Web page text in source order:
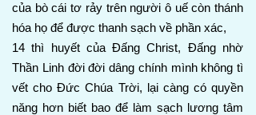
của bò cái tơ rảy trên người ô uế còn thánh
hóa họ để được thanh sạch về phần xác,
14 thì huyết của Đấng Christ, Đấng nhờ
Thần Linh đời đời dâng chính mình không tì
vết cho Đức Chúa Trời, lại càng có quyền
năng hơn biết bao để làm sạch lương tâm